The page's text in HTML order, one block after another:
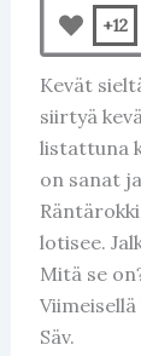
+12
Kevät
siirtyä
listattuna
on sanat
lotisee.
Mitä se
Säv.